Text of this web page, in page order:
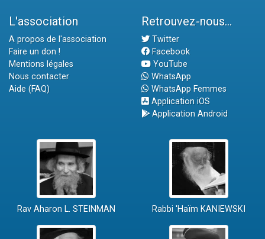
L'association
A propos de l'association
Faire un don !
Mentions légales
Nous contacter
Aide (FAQ)
Retrouvez-nous...
Twitter
Facebook
YouTube
WhatsApp
WhatsApp Femmes
Application iOS
Application Android
Rav Aharon L. STEINMAN Rabbi 'Haïm KANIEWSKI